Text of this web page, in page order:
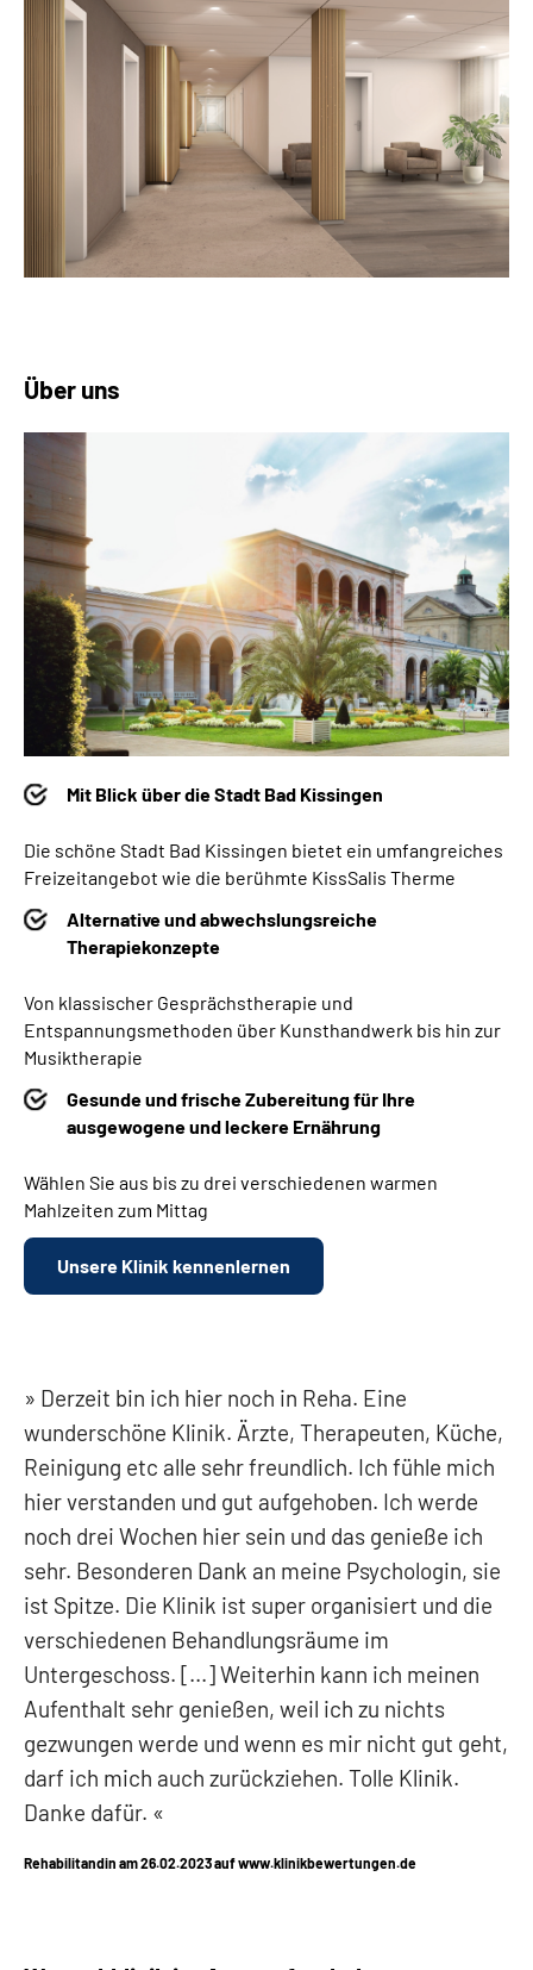
Über uns
Mit Blick über die Stadt Bad Kissingen
Die schöne Stadt Bad Kissingen bietet ein umfangreiches
Freizeitangebot wie die berühmte KissSalis Therme
Alternative und abwechslungsreiche
Therapiekonzepte
Von klassischer Gesprächstherapie und
Entspannungsmethoden über Kunsthandwerk bis hin zur
Musiktherapie
Gesunde und frische Zubereitung für Ihre
ausgewogene und leckere Ernährung
Wählen Sie aus bis zu drei verschiedenen warmen
Mahlzeiten zum Mittag
Unsere Klinik kennenlernen
Derzeit bin ich hier noch in Reha. Eine
wunderschöne Klinik. Ärzte, Therapeuten, Küche,
Reinigung etc alle sehr freundlich. Ich fühle mich
hier verstanden und gut aufgehoben. Ich werde
noch drei Wochen hier sein und das genieße ich
sehr. Besonderen Dank an meine Psychologin, sie
ist Spitze. Die Klinik ist super organisiert und die
verschiedenen Behandlungsräume im
Untergeschoss. [...] Weiterhin kann ich meinen
Aufenthalt sehr genießen, weil ich zu nichts
gezwungen werde und wenn es mir nicht gut geht,
darf ich mich auch zurückziehen. Tolle Klinik.
Danke dafür.
Rehabilitandin am 26.02.2023 auf www.klinikbewertungen.de